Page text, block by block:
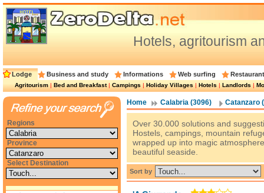
Hotels, agritourism
Lodge Business and study Informations Web surfing
Agritourism|Bed and Breakfast|Campings|Holiday Villages|Hotels|Landlords|
Home Calabria (3096) Catanzaro
Over 30.000 solutions and
Hostels, campings, mountain
wrapped up into magic
beautiful seaside.
Sort by
Regions
Province
Select Destination